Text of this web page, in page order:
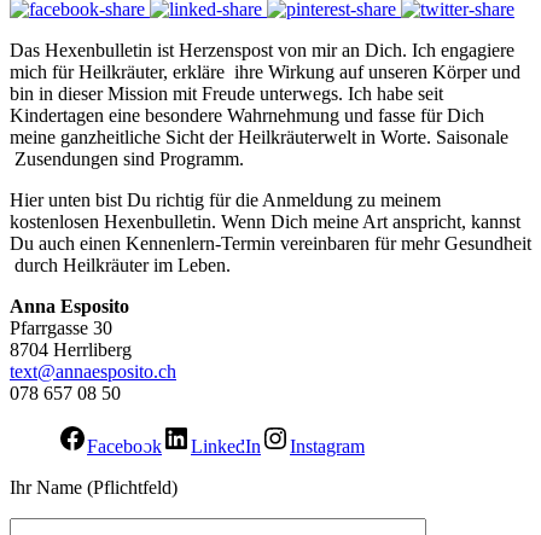
Das Hexenbulletin ist Herzenspost von mir an Dich. Ich engagiere
mich für Heilkräuter, erkläre ihre Wirkung auf unseren Körper und
bin in dieser Mission mit Freude unterwegs. Ich habe seit
Kindertagen eine besondere Wahrnehmung und fasse für Dich
meine ganzheitliche Sicht der Heilkräuterwelt in Worte. Saisonale
Zusendungen sind Programm.
Hier unten bist Du richtig für die Anmeldung zu meinem
kostenlosen Hexenbulletin. Wenn Dich meine Art anspricht, kannst
Du auch einen Kennenlern-Termin vereinbaren für mehr Gesundheit
durch Heilkräuter im Leben.
Anna Esposito
Pfarrgasse 30
8704 Herrliberg
text@annaesposito.ch
078 657 08 50
Facebook LinkedIn
Instagram
Ihr Name (Pflichtfeld)